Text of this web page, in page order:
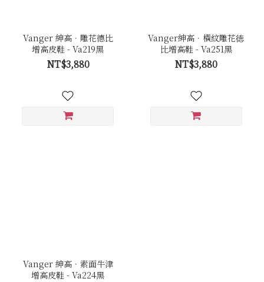
Vanger 紳高．雕花德比
增高皮鞋 - Va219黑
NT$3,880
Vanger紳高．橫紋雕花徳
比增高鞋 - Va251黑
NT$3,880
Vanger 紳高．素面牛津
增高皮鞋 - Va224黑